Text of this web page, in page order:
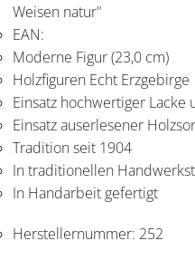
Weisen natur"
EAN:
Moderne Figur (23,0 cm)
Holzfiguren Echt Erzgebirge
Einsatz hochwertiger Lacke
Einsatz auserlesener
Tradition seit 1904
In traditionellen
In Handarbeit gefertigt
Herstellernummer: 252